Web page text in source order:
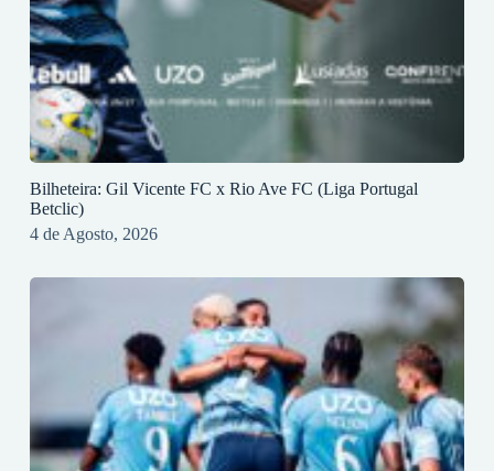
Bilheteira: Gil Vicente FC x Rio Ave FC (Liga Portugal
Betclic)
4 de Agosto, 2026